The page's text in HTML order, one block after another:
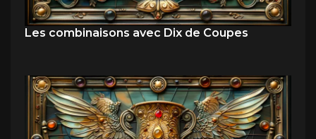
Les combinaisons avec Dix de Coupes